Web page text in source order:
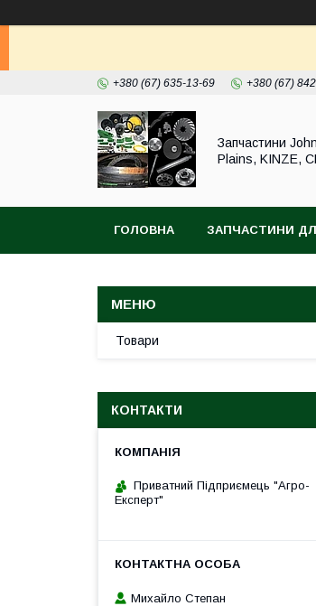
+380 (67) 635-13-69 +380 (67)
Запчастини
Plains, KINZE,
ГОЛОВНА ЗАПЧАСТИНИ
Товари
КОНТАКТИ
Приватний Підприємець "Агро-
Експерт"
Михайло Степан